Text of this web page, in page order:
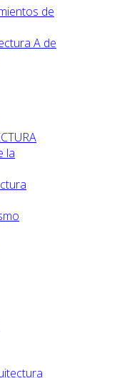
de
A de
la